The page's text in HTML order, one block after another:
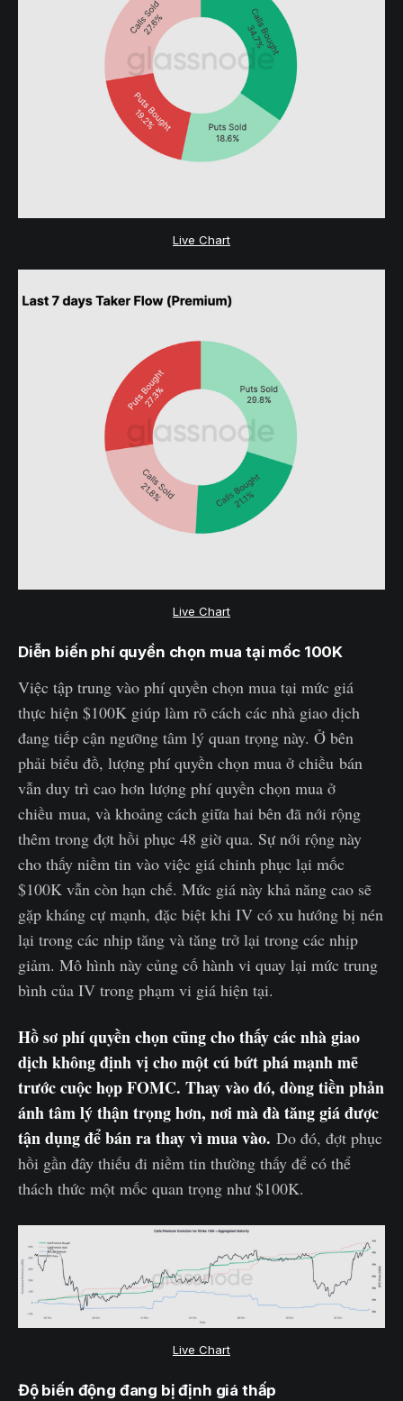
Live Chart
Live Chart
Diễn biến phí quyền chọn mua tại mốc 100K
Việc tập trung vào phí quyền chọn mua tại mức giá
thực hiện $100K giúp làm rõ cách các nhà giao dịch
đang tiếp cận ngưỡng tâm lý quan trọng này. Ở bên
phải biểu đồ, lượng phí quyền chọn mua ở chiều bán
vẫn duy trì cao hơn lượng phí quyền chọn mua ở
chiều mua, và khoảng cách giữa hai bên đã nới rộng
thêm trong đợt hồi phục 48 giờ qua. Sự nới rộng này
cho thấy niềm tin vào việc giá chinh phục lại mốc
$100K vẫn còn hạn chế. Mức giá này khả năng cao sẽ
gặp kháng cự mạnh, đặc biệt khi IV có xu hướng bị nén
lại trong các nhịp tăng và tăng trở lại trong các nhịp
giảm. Mô hình này củng cố hành vi quay lại mức trung
bình của IV trong phạm vi giá hiện tại.
Hồ sơ phí quyền chọn cũng cho thấy các nhà giao
dịch không định vị cho một cú bứt phá mạnh mẽ
trước cuộc họp FOMC. Thay vào đó, dòng tiền phản
ánh tâm lý thận trọng hơn, nơi mà đà tăng giá được
tận dụng để bán ra thay vì mua vào. Do đó, đợt phục
hồi gần đây thiếu đi niềm tin thường thấy để có thể
thách thức một mốc quan trọng như $100K.
Live Chart
Độ biến động đang bị định giá thấp